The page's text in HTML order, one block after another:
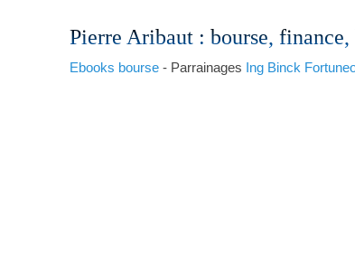
Pierre Aribaut: bourse, finance,
Ebooks bourse- Parrainages Ing Binck